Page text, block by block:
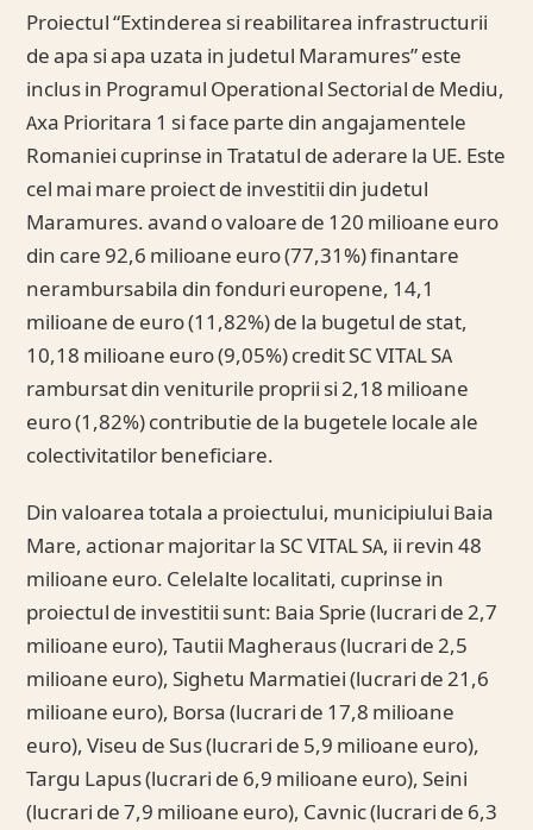
Proiectul “Extinderea si reabilitarea infrastructurii
de apa si apa uzata in judetul Maramures” este
inclus in Programul Operational Sectorial de Mediu,
Axa Prioritara 1 si face parte din angajamentele
Romaniei cuprinse in Tratatul de aderare la UE. Este
cel mai mare proiect de investitii din judetul
Maramures. avand o valoare de 120 milioane euro
din care 92,6 milioane euro (77,31%) finantare
nerambursabila din fonduri europene, 14,1
milioane de euro (11,82%) de la bugetul de stat,
10,18 milioane euro (9,05%) credit SC VITAL SA
rambursat din veniturile proprii si 2,18 milioane
euro (1,82%) contributie de la bugetele locale ale
colectivitatilor beneficiare.
Din valoarea totala a proiectului, municipiului Baia
Mare, actionar majoritar la SC VITAL SA, ii revin 48
milioane euro. Celelalte localitati, cuprinse in
proiectul de investitii sunt: Baia Sprie (lucrari de 2,7
milioane euro), Tautii Magheraus (lucrari de 2,5
milioane euro), Sighetu Marmatiei (lucrari de 21,6
milioane euro), Borsa (lucrari de 17,8 milioane
euro), Viseu de Sus (lucrari de 5,9 milioane euro),
Targu Lapus (lucrari de 6,9 milioane euro), Seini
(lucrari de 7,9 milioane euro), Cavnic (lucrari de 6,3